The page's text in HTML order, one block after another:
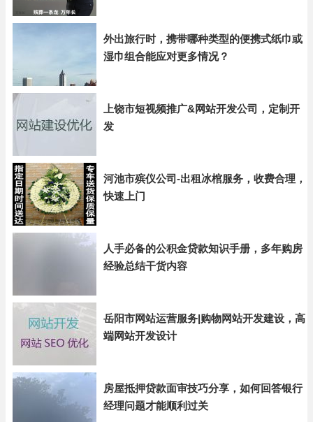
外出旅行时，携带哪种类型的便携式纸巾或
湿巾组合能应对更多情况？
上饶市短视频推广&网站开发公司，定制开
发
河池市殡仪公司-出租冰棺服务，收费合理，
快速上门
人手必备的公积金贷款知识手册，多年购房
经验总结干货内容
岳阳市网站运营服务|购物网站开发建设，高
端网站开发设计
房屋抵押贷款面审技巧分享，如何回答银行
经理问题才能顺利过关